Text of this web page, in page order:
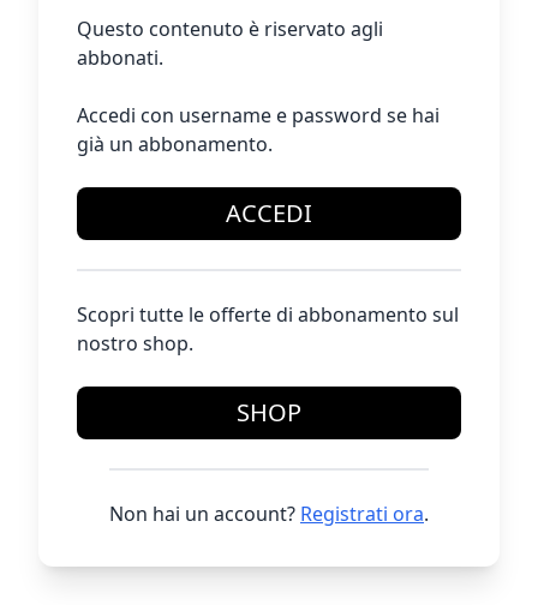
Questo contenuto è riservato agli
abbonati.
Accedi con username e password se hai
già un abbonamento.
ACCEDI
Scopri tutte le offerte di abbonamento sul
nostro shop.
SHOP
Non hai un account? Registrati ora.